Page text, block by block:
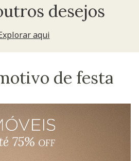
desejos
aqui
de festa